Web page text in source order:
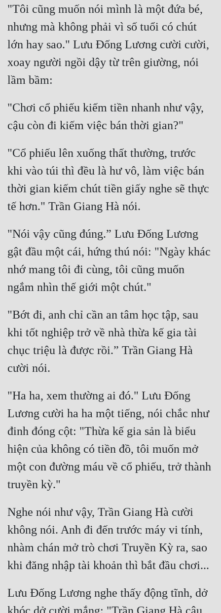
Góc Nhìn Nam
Góc Nhìn Nữ
Huyền Nghi
Hài Hước
Hệ Thống
Học Đường
Khoa Huyễn
Khoa Huyễn Không Gian
Kinh Dị
Kiếm Hiệp
Kỳ Huyễn
Kỳ Ảo
Linh Dị
Làm Giàu
Lịch Sử
Mưu Mô
Mạt Thế
Ngôn Tình
Ngược
Nữ Cường
Nữ Phụ
Phong Thủy - Tâm Linh
Phương Tây
Phản Phái
Quan Trường
Quân Sự
Sắc
"Tôi cũng muốn nói mình là một đứa bé,
nhưng mà không phải vì số tuổi có chút
lớn hay sao." Lưu Đống Lương cười cười,
xoay người ngồi dậy từ trên giường, nói
"Chơi cổ phiếu kiếm tiền nhanh như vậy,
"Cổ phiếu lên xuống thất thường, trước
khi vào túi thì đều là hư vô, làm việc bán
thời gian kiếm chút tiền giấy nghe sẽ thực
"Nói vậy cũng đúng.” Lưu Đống Lương
gật đầu một cái, hứng thú nói: "Ngày khác
nhớ mang tôi đi cùng, tôi cũng muốn
"Bớt đi, anh chỉ cần an tâm học tập, sau
khi tốt nghiệp trở về nhà thừa kế gia tài
chục triệu là được rồi.” Trần Giang Hà
"Ha ha, xem thường ai đó." Lưu Đống
Lương cười ha ha một tiếng, nói chắc như
đinh đóng cột: "Thừa kế gia sản là biểu
hiện của không có tiền đồ, tôi muốn mở
một con đường máu về cổ phiếu, trở thành
Nghe nói như vậy, Trần Giang Hà cười
không nói. Anh đi đến trước máy vi tính,
nhàm chán mở trò chơi Truyền Kỳ ra, sao
Lưu Đống Lương nghe thấy động tĩnh, dở